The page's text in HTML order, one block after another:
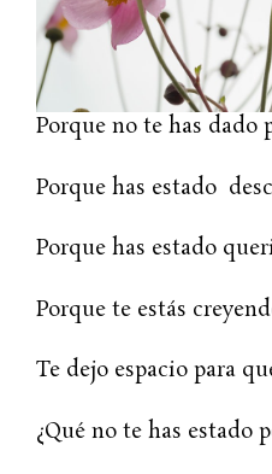
Porque no te has dado
Porque has estado
Porque has estado
Porque te estás
Te dejo espacio para
¿Qué no te has estado